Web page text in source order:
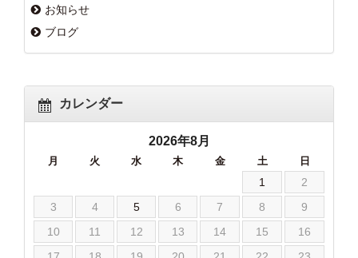
お知らせ
ブログ
カレンダー
2026年8月
月 火 水 木 金 土 日
1
2
3
4 5 6 7 8
9
10
11 12 13 14 15
16